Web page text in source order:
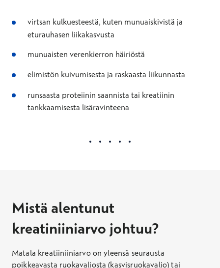
virtsan kulkuesteestä, kuten munuaiskivistä ja
eturauhasen liikakasvusta
munuaisten verenkierron häiriöstä
elimistön kuivumisesta ja raskaasta liikunnasta
runsaasta proteiinin saannista tai kreatiinin
tankkaamisesta lisäravinteena
Mistä alentunut
kreatiniiniarvo johtuu?
Matala kreatiiniiniarvo on yleensä seurausta
poikkeavasta ruokavaliosta (kasvisruokavalio) tai